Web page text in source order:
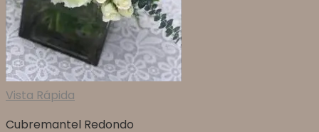
Vista Rápida
Cubremantel Redondo